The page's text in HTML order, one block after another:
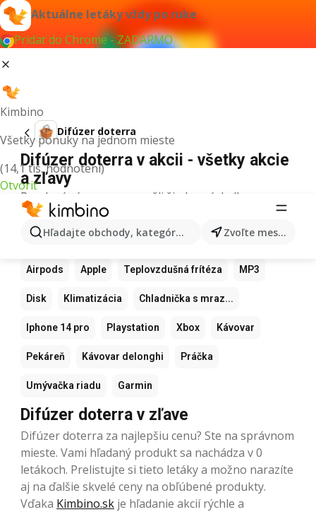
Aktuálne letáky vždy po ruke
Pridať do Chrome - ZADARMO
Kimbino
Všetky ponuky na jednom mieste
(14,1 tis. hodnotení)
Otvoriť
Hľadajte obchody, kategórie, produkty... Zvoľte mesto
Difúzer doterra
Difúzer doterra v akcii - všetky akcie
a zľavy
Pre daný výraz sme nenašli žiadne výsledky.
Ďalšie obľúbené produkty
Samsung Xiaomi Apple Watch
Airpods Apple Teplovzdušná frítéza MP3
Disk Klimatizácia Chladnička s mraz...
Iphone 14 pro Playstation Xbox Kávovar
Pekáreň Kávovar delonghi Práčka
Umývačka riadu Garmin
Difúzer doterra v zľave
Difúzer doterra za najlepšiu cenu? Ste na správnom
mieste. Vami hľadaný produkt sa nachádza v 0
letákoch. Prelistujte si tieto letáky a možno narazíte
aj na ďalšie skvelé ceny na obľúbené produkty.
Vďaka Kimbino.sk je hľadanie akcií rýchle a